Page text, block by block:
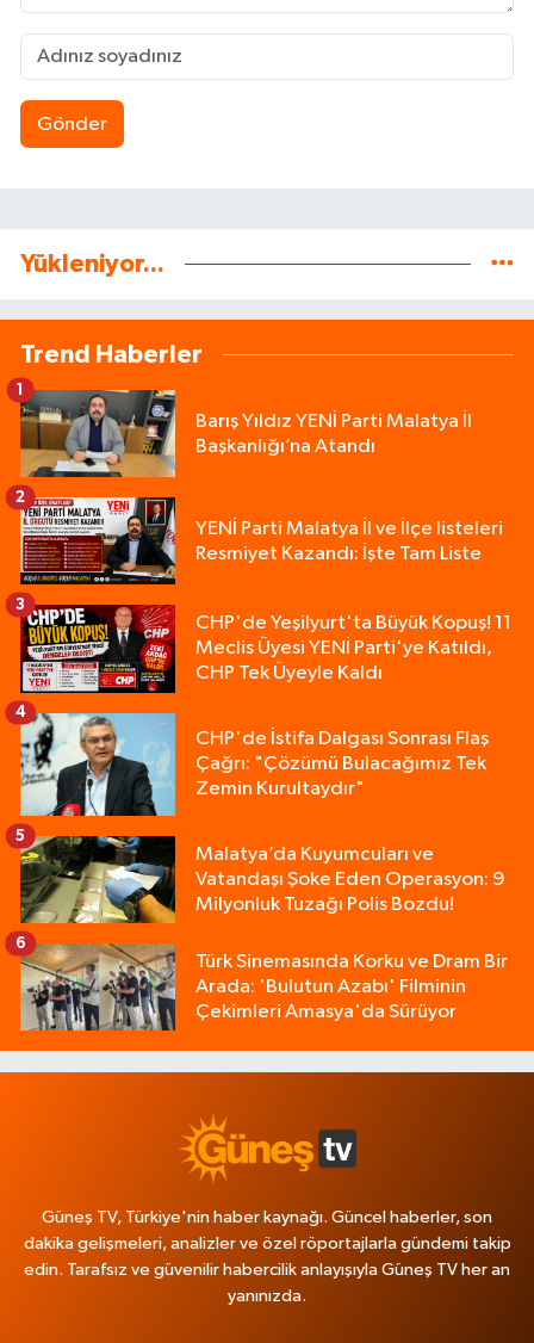
Gönder
Yükleniyor...
Trend Haberler
Barış Yıldız YENİ Parti Malatya İl
Başkanlığı’na Atandı
1
YENİ Parti Malatya İl ve İlçe listeleri
Resmiyet Kazandı: İşte Tam Liste
2
CHP'de Yeşilyurt'ta Büyük Kopuş! 11
Meclis Üyesi YENİ Parti'ye Katıldı,
CHP Tek Üyeyle Kaldı
3
CHP'de İstifa Dalgası Sonrası Flaş
Çağrı: "Çözümü Bulacağımız Tek
Zemin Kurultaydır"
4
Malatya’da Kuyumcuları ve
Vatandaşı Şoke Eden Operasyon: 9
Milyonluk Tuzağı Polis Bozdu!
5
Türk Sinemasında Korku ve Dram Bir
Arada: 'Bulutun Azabı' Filminin
Çekimleri Amasya'da Sürüyor
6
Güneş TV, Türkiye'nin haber kaynağı. Güncel haberler, son
dakika gelişmeleri, analizler ve özel röportajlarla gündemi takip
edin. Tarafsız ve güvenilir habercilik anlayışıyla Güneş TV her an
yanınızda.